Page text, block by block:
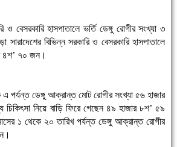
ও বেসরকারি হাসপাতালে ভর্তি ডেঙ্গু রোগীর সংখ্যা ৩
বিভিন্ন সরকারি ও বেসরকারি হাসপাতালে
৪শ’ ৭০ জন।
এ পর্যন্ত ডেঙ্গু আক্রান্ত মোট রোগীর সংখ্যা ৫৬ হাজার
নিয়ে বাড়ি ফিরে গেছেন ৪৯ হাজার ৮শ’ ৫৯
১ থেকে ২০ তারিখ পর্যন্ত ডেঙ্গু আক্রান্ত রোগীর